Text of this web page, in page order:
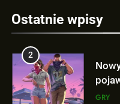
Ostatnie wpisy
FILMY
2
GRY